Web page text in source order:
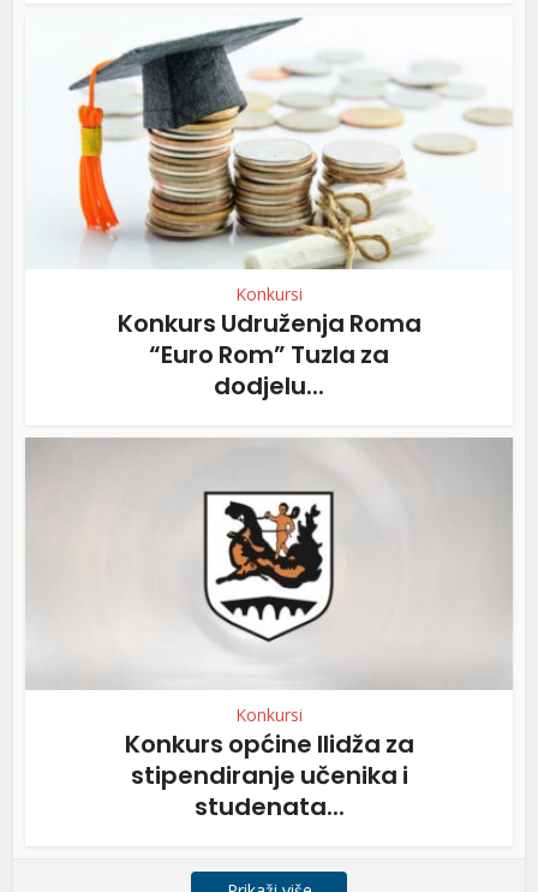
Konkursi
Konkurs Udruženja Roma
“Euro Rom” Tuzla za
dodjelu...
Konkursi
Konkurs općine Ilidža za
stipendiranje učenika i
studenata...